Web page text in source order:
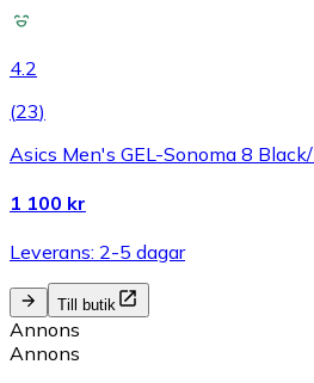
4.2
(23)
Asics Men's GEL-Sonoma 8
1 100 kr
Leverans: 2-5 dagar
Till butik
Annons
Annons